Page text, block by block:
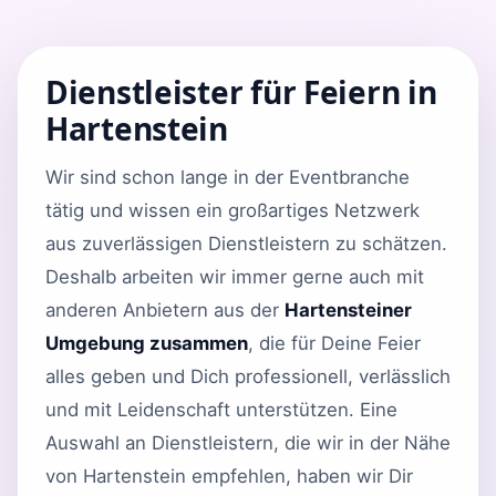
Dienstleister für Feiern in
Hartenstein
Wir sind schon lange in der Eventbranche
tätig und wissen ein großartiges Netzwerk
aus zuverlässigen Dienstleistern zu schätzen.
Deshalb arbeiten wir immer gerne auch mit
anderen Anbietern aus der Hartensteiner
Umgebung zusammen, die für Deine Feier
alles geben und Dich professionell, verlässlich
und mit Leidenschaft unterstützen. Eine
Auswahl an Dienstleistern, die wir in der Nähe
von Hartenstein empfehlen, haben wir Dir